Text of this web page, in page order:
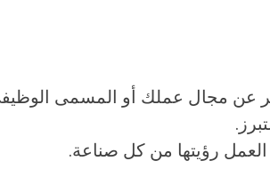
عن مجال عملك أو المسمى
رؤيتها من كل صناعة.